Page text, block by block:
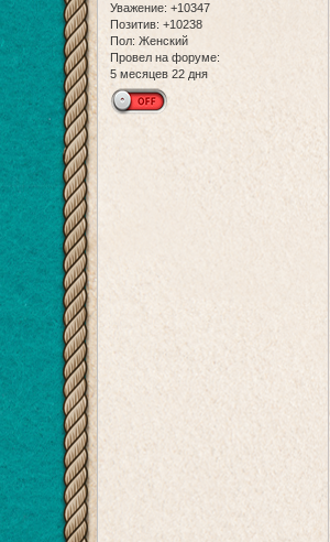
Уважение: +10347
Позитив: +10238
Пол: Женский
Провел на форуме:
5 месяцев 22 дня